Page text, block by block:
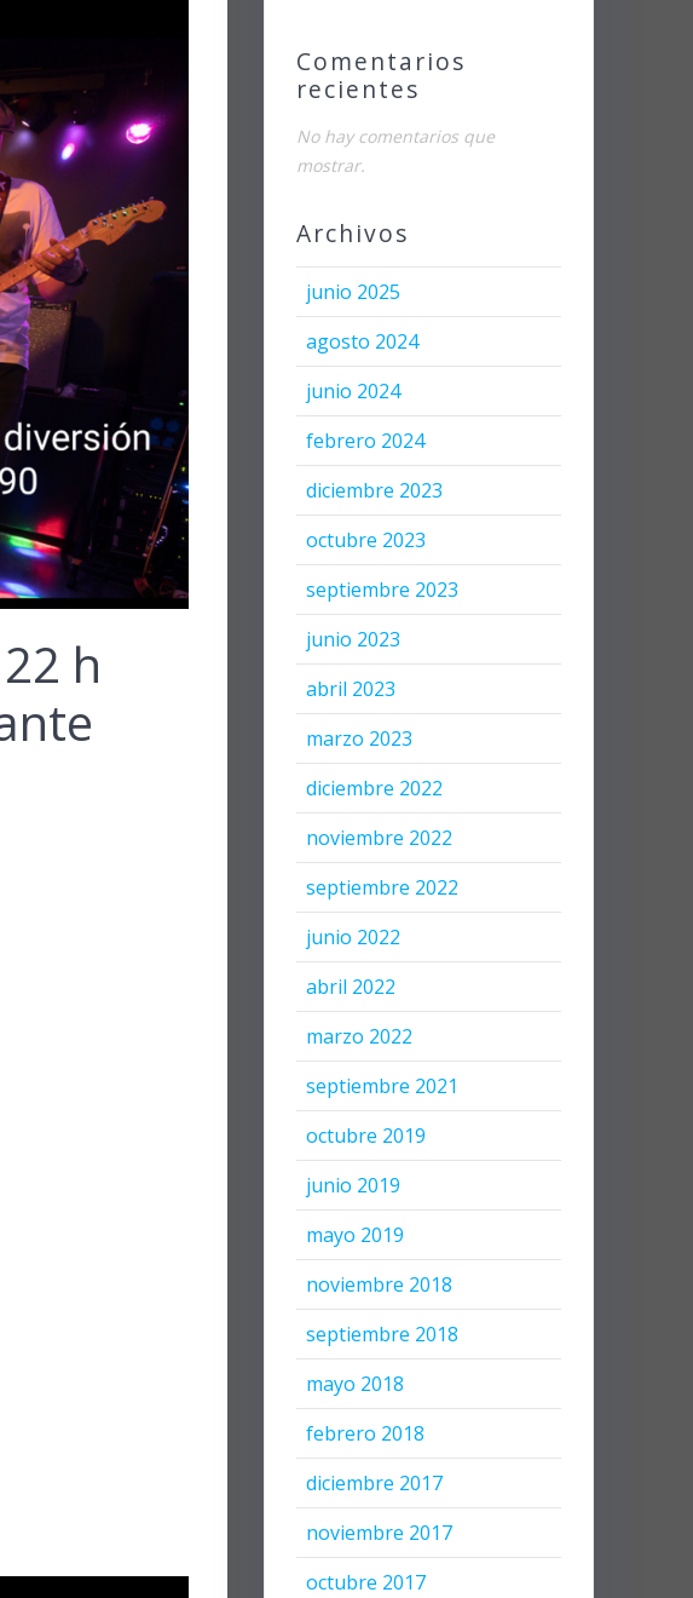
h
Comentarios
recientes
No hay comentarios que
mostrar.
Archivos
junio 2025
agosto 2024
junio 2024
febrero 2024
diciembre 2023
octubre 2023
septiembre 2023
junio 2023
abril 2023
marzo 2023
diciembre 2022
noviembre 2022
septiembre 2022
junio 2022
abril 2022
marzo 2022
septiembre 2021
octubre 2019
junio 2019
mayo 2019
noviembre 2018
septiembre 2018
mayo 2018
febrero 2018
diciembre 2017
noviembre 2017
octubre 2017